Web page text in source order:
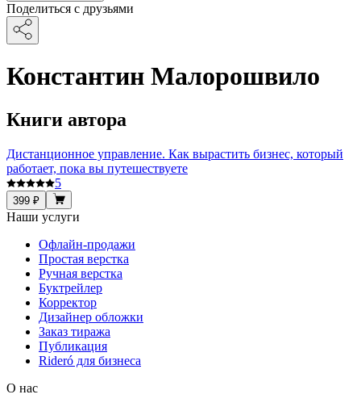
Поделиться с друзьями
Константин Малорошвило
Книги автора
Дистанционное управление. Как вырастить бизнес, который
работает, пока вы путешествуете
5
399 ₽
Наши услуги
Офлайн-продажи
Простая верстка
Ручная верстка
Буктрейлер
Корректор
Дизайнер обложки
Заказ тиража
Публикация
Rideró для бизнеса
О нас